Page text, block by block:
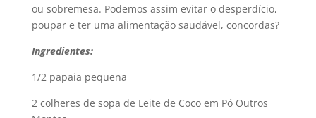
ou sobremesa. Podemos assim evitar o desperdício,
poupar e ter uma alimentação saudável, concordas?
Ingredientes:
1/2 papaia pequena
2 colheres de sopa de Leite de Coco em Pó Outros